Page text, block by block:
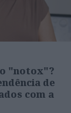
"notox"?
de
com a